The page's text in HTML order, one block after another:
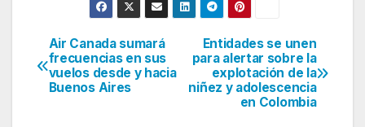
Navegación
de
Entidades se unen
para alertar sobre la
explotación de la
niñez y adolescencia
en Colombia
Air Canada sumará
frecuencias en sus
vuelos desde y hacia
Buenos Aires